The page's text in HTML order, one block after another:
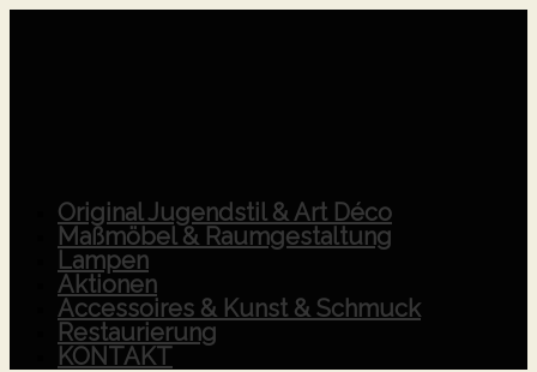
Original Jugendstil & Art Déco
Maßmöbel & Raumgestaltung
Lampen
Aktionen
Accessoires & Kunst & Schmuck
Restaurierung
KONTAKT